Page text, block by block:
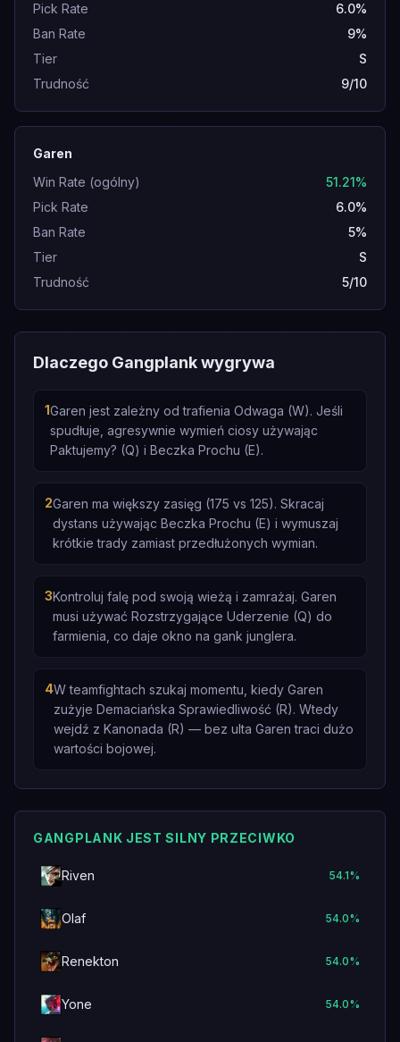
Pick Rate
6.0%
Ban Rate
9%
Tier
S
Trudność
9/10
Garen
Win Rate (ogólny)
51.21%
Pick Rate
6.0%
Ban Rate
5%
Tier
S
Trudność
5/10
Dlaczego Gangplank wygrywa
1Garen jest zależny od trafienia Odwaga (W). Jeśli
spudłuje, agresywnie wymień ciosy używając
Paktujemy? (Q) i Beczka Prochu (E).
2Garen ma większy zasięg (175 vs 125). Skracaj
dystans używając Beczka Prochu (E) i wymuszaj
krótkie trady zamiast przedłużonych wymian.
3Kontroluj falę pod swoją wieżą i zamrażaj. Garen
musi używać Rozstrzygające Uderzenie (Q) do
farmienia, co daje okno na gank junglera.
4W teamfightach szukaj momentu, kiedy Garen
zużyje Demaciańska Sprawiedliwość (R). Wtedy
wejdź z Kanonada (R) — bez ulta Garen traci dużo
wartości bojowej.
GANGPLANK JEST SILNY PRZECIWKO
Riven 54.1%
Olaf 54.0%
Renekton 54.0%
Yone 54.0%